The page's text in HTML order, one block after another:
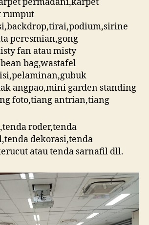
rumput
peresmian,gong
fan atau misty
bag,wastafel
angpao,mini garden standing
foto,tiang antrian,tiang
roder,tenda
dekorasi,tenda
atau tenda sarnafil dll.